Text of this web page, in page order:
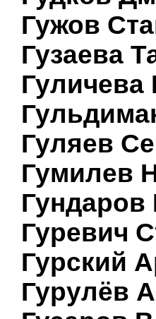
Гужов
Гузаева
Гуличева
Гуляев
Гумилев
Гундаров
Гуревич
Гурский
Гурулёв